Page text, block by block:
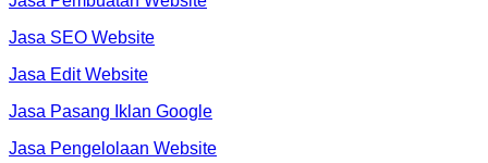
Jasa SEO Website
Jasa Edit Website
Jasa Pasang Iklan Google
Jasa Pengelolaan Website